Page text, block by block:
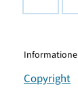
Copyright